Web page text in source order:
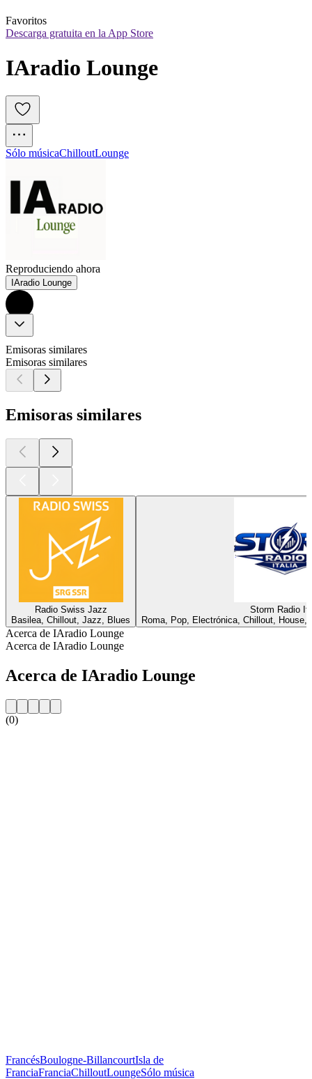
Favoritos
Descarga gratuita en la App Store
IAradio Lounge
Sólo músicaChilloutLounge
Reproduciendo ahora
IAradio Lounge
Emisoras similares
Emisoras similares
Emisoras similares
Radio Swiss Jazz
Basilea, Chillout, Jazz, Blues
Storm Radio
Roma, Pop, Electrónica, Chillout,
Acerca de IAradio Lounge
Acerca de IAradio Lounge
Acerca de IAradio Lounge
(0)
FrancésBoulogne-BillancourtIsla de
FranciaFranciaChilloutLoungeSólo música